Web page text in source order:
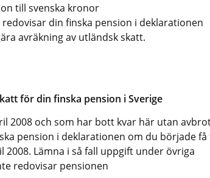
till svenska kronor
din finska pension i deklarationen
avräkning av utländsk skatt.
för din finska pension i Sverige
2008 och som har bott kvar här utan
pension i deklarationen om du började få
Lämna i så fall uppgift under övriga
redovisar pensionen